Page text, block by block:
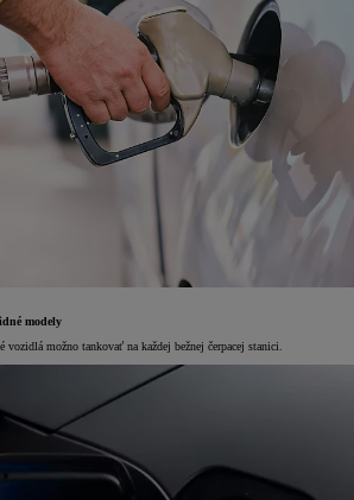
modely
možno tankovať na každej bežnej čerpacej stanici.